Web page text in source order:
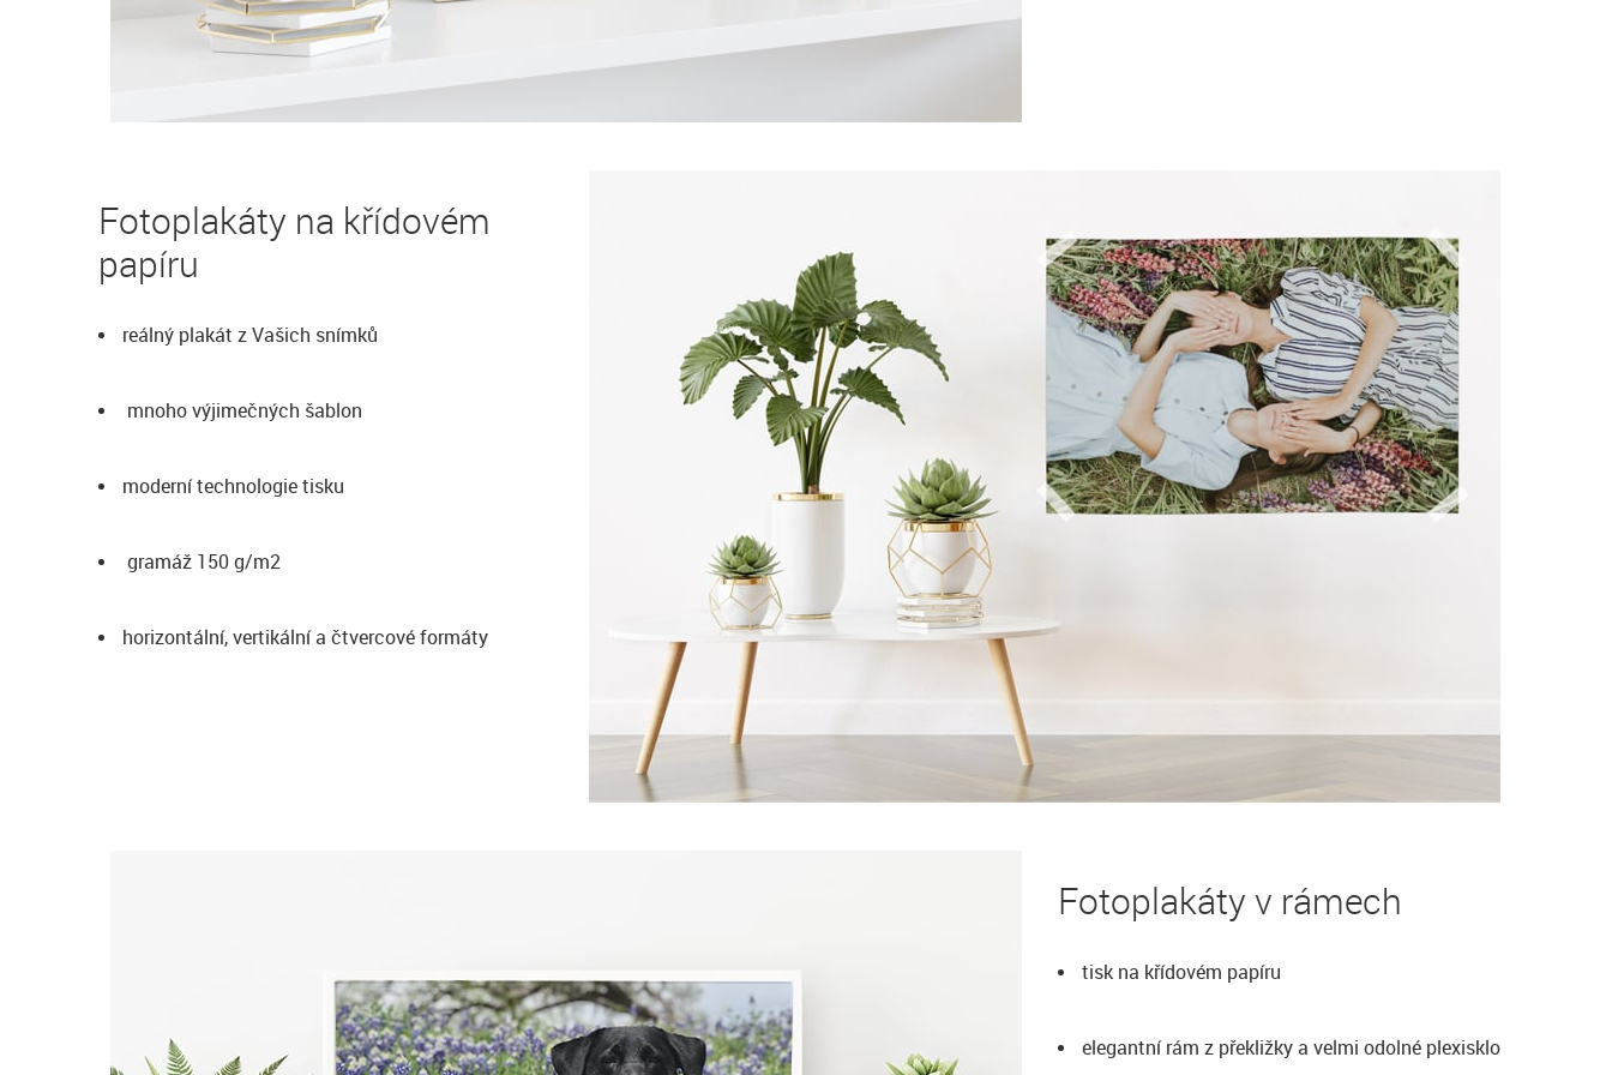
Fotoplakáty na křídovém
papíru
reálný plakát z Vašich snímků
mnoho výjimečných šablon
moderní technologie tisku
gramáž 150 g/m2
horizontální, vertikální a čtvercové formáty
Fotoplakáty v rámech
tisk na křídovém papíru
elegantní rám z překližky a velmi odolné plexisklo